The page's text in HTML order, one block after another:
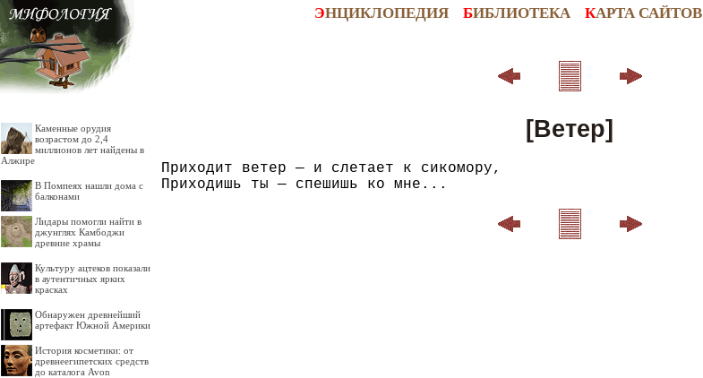
ЭНЦИКЛОПЕДИЯ БИБЛИОТЕКА КАРТА САЙТОВ
Каменные орудия
возрастом до 2,4
миллионов лет найдены в
Алжире
В Помпеях нашли дома с
балконами
Лидары помогли найти в
джунглях Камбоджи
древние храмы
Культуру ацтеков показали
в аутентичных ярких
красках
Обнаружен древнейший
артефакт Южной Америки
История косметики: от
древнеегипетских средств
до каталога Avon
[Ветер]
Приходит ветер — и слетает к сикомору,